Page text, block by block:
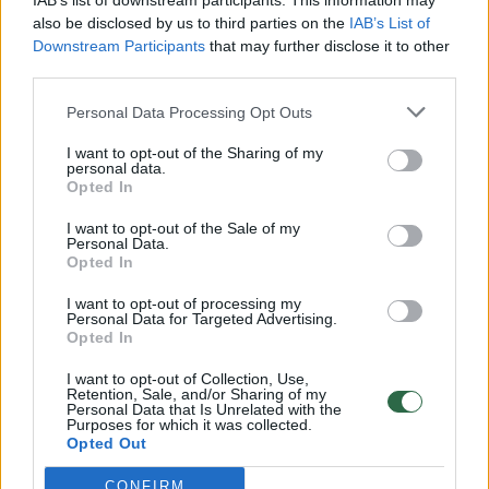
also be disclosed by us to third parties on the IAB’s List of
Downstream Participants that may further disclose it to other
Personal Data Processing Opt Outs
I want to opt-out of the Sharing of my
personal data.
Opted In
I want to opt-out of the Sale of my
Personal Data.
Opted In
I want to opt-out of processing my
Personal Data for Targeted Advertising.
Opted In
I want to opt-out of Collection, Use,
Retention, Sale, and/or Sharing of my
Personal Data that Is Unrelated with the
Purposes for which it was collected.
Opted Out
CONFIRM
vaiko gyvybių išgelbėti nepavyko
Žinios | Lietuvos diena
00:00:57
Savaitės vidurys nusimato karštas: temperatūra kils iki
32 laipsnių šilumos
Žinios | Orai
Nufilmavo, kaip patvino Vilniaus Vakarinis aplinkkelis:
Žinios | Lietuvos diena
00:15:54
V. Zalužno pasisakymą laiko bandymu įsitvirtinti
Ukrainos politikoje: jis yra neteisus